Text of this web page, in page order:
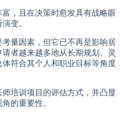
，且在决策时愈发具有战略眼
变。
量因素，但它已不再是影响居
者越来越多地从长期规划、灵
符合其个人和职业目标等角度
培训项目的评估方式，并凸显
的重要性。